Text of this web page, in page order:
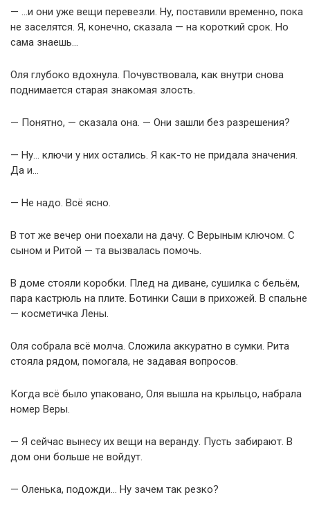
— …и они уже вещи перевезли. Ну, поставили временно, пока
не заселятся. Я, конечно, сказала — на короткий срок. Но
сама знаешь…
Оля глубоко вдохнула. Почувствовала, как внутри снова
поднимается старая знакомая злость.
— Понятно, — сказала она. — Они зашли без разрешения?
— Ну… ключи у них остались. Я как-то не придала значения.
Да и…
— Не надо. Всё ясно.
В тот же вечер они поехали на дачу. С Верыным ключом. С
сыном и Ритой — та вызвалась помочь.
В доме стояли коробки. Плед на диване, сушилка с бельём,
пара кастрюль на плите. Ботинки Саши в прихожей. В спальне
— косметичка Лены.
Оля собрала всё молча. Сложила аккуратно в сумки. Рита
стояла рядом, помогала, не задавая вопросов.
Когда всё было упаковано, Оля вышла на крыльцо, набрала
номер Веры.
— Я сейчас вынесу их вещи на веранду. Пусть забирают. В
дом они больше не войдут.
— Оленька, подожди… Ну зачем так резко?